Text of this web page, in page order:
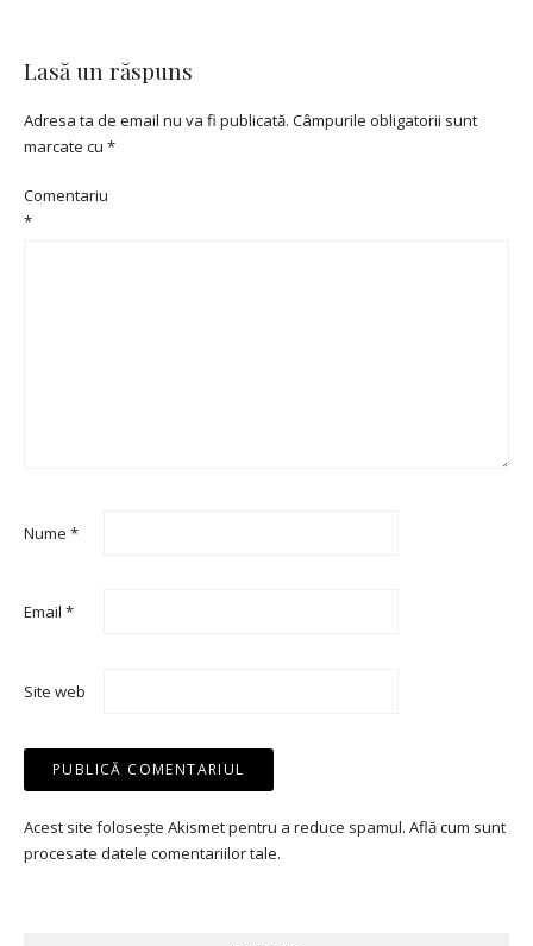
Lasă un răspuns
Adresa ta de email nu va fi publicată. Câmpurile obligatorii sunt
marcate cu *
Comentariu
*
Nume *
Email *
Site web
Acest site folosește Akismet pentru a reduce spamul. Află cum sunt
procesate datele comentariilor tale.